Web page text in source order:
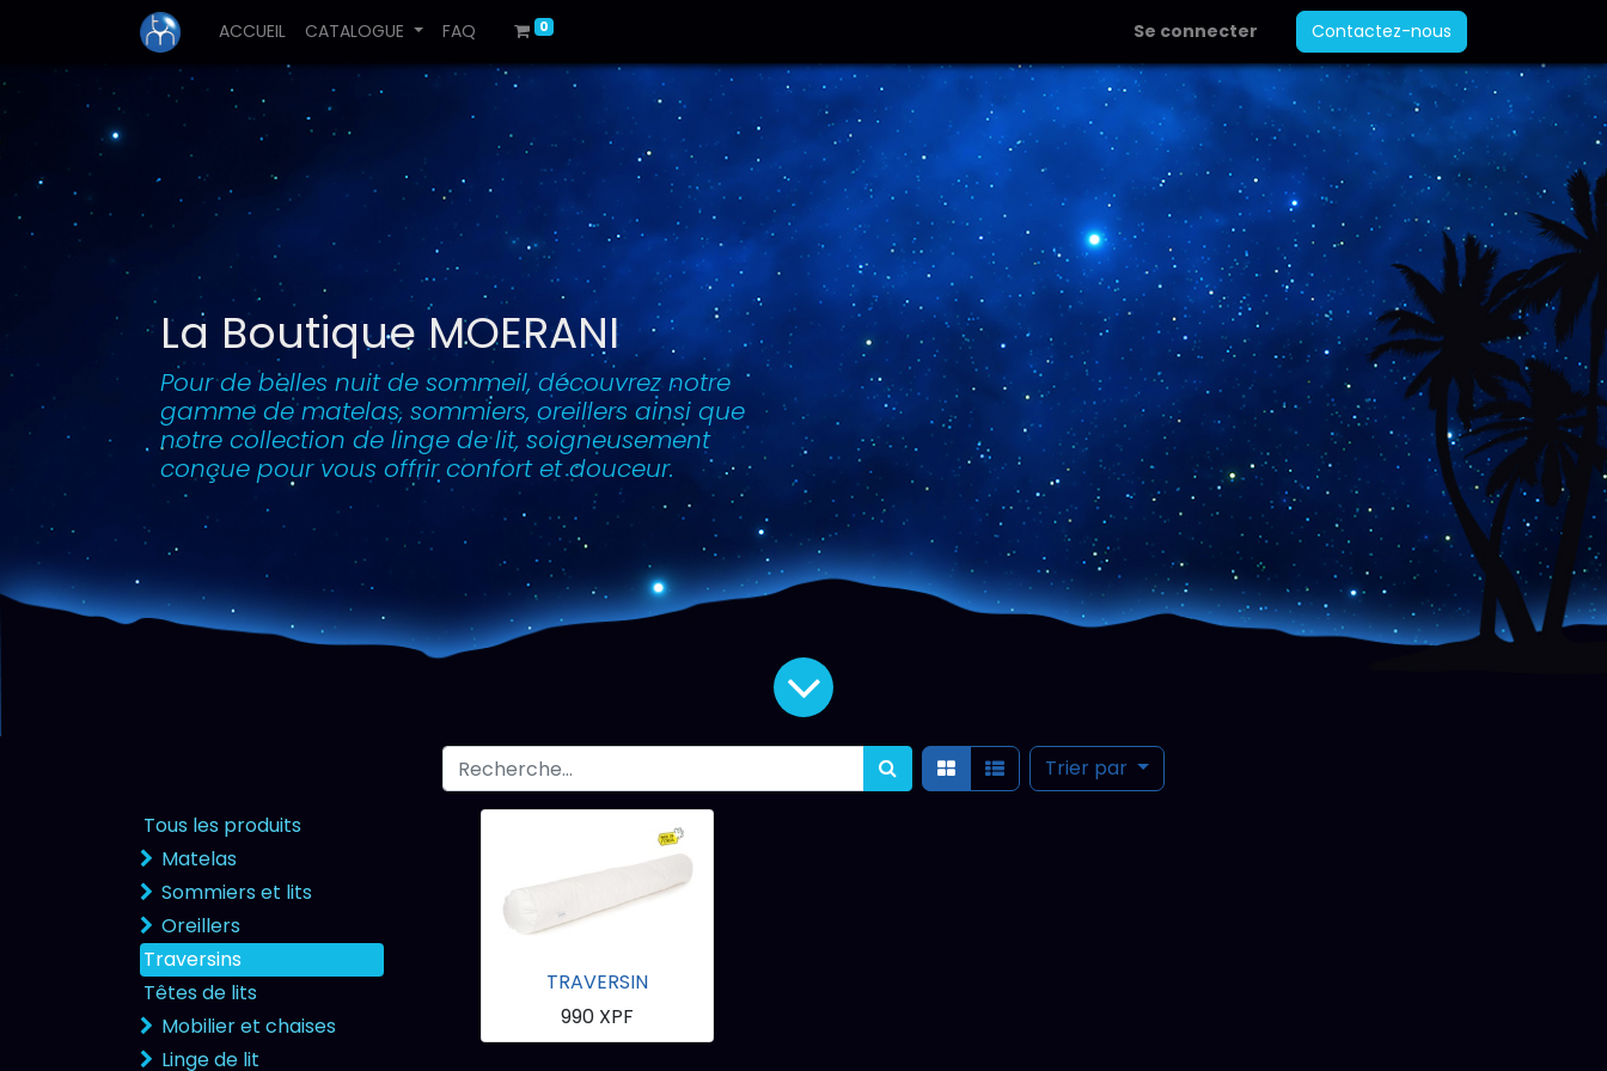
ACCUEIL CATALOGUE FAQ 0 Se connecter Contactez-nous
La Boutique MOERANI
Pour de belles nuit de sommeil, découvrez notre
gamme de matelas, sommiers, oreillers ainsi que
notre collection de linge de lit, soigneusement
conçue pour vous offrir confort et douceur.
Trier par
Tous les produits
Matelas
Sommiers et lits
Oreillers
Traversins
Têtes de lits
Mobilier et chaises
Linge de lit
TRAVERSIN
990 XPF